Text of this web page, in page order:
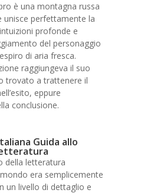
è una montagna russa
unisce perfettamente la
profonde e
del personaggio
di aria fresca.
raggiungeva il suo
trovato a trattenere il
eppure
conclusione.
Guida allo
della letteratura
era semplicemente
un livello di dettaglio e